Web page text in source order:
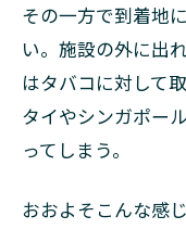
その一方で到着地
い。施設の外に出
はタバコに対して
タイやシンガポー
ってしまう。
おおよそこんな感